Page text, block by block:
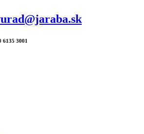
6135 3001